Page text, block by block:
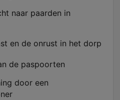
naar paarden in
en de onrust in het dorp
de paspoorten
door een